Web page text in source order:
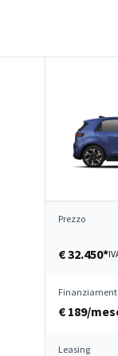
Prezzo
€ 32.450*
€ 189/
Leasing